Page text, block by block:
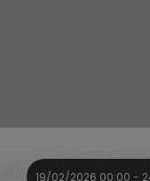
19/02/2026 00:00 -